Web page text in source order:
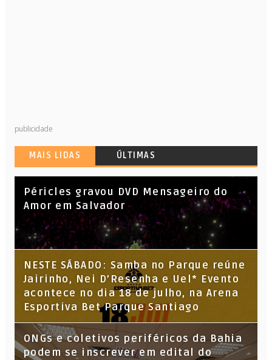
publicidade
MAIS LIDAS ÚLTIMAS
Péricles gravou DVD Mensageiro do
Amor em Salvador
NESTE SÁBADO: Samba no Parque reúne
Jairinho, Nei D’Resenha e Uel* Evento
acontece no dia 18 de julho, na Arena
Esportiva Bet Parque Santiago
ONGs e coletivos periféricos da Bahia
podem se inscrever em edital do